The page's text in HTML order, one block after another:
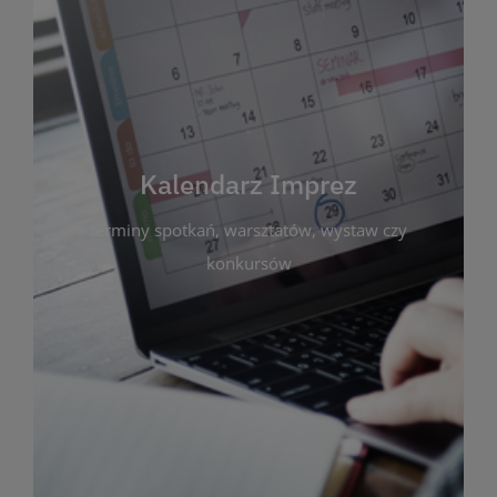
Kalendarz Imprez
terminy spotkań, warsztatów, wystaw czy
konkursów
Kalendarz Imprez
Zakładka ta gromadzi wszystkie planowane
wydarzenia kulturalne i edukacyjne organizowane
przez bibliotekę. Możesz tu sprawdzić terminy
spotkań, warsztatów, wystaw czy konkursów.
Dzięki przejrzystemu kalendarzowi łatwo
zaplanujesz udział w interesujących Cię
wydarzeniach. Aktualizujemy harmonogram na
bieżąco, by zawsze był zgodny z planem pracy
biblioteki. Zapraszamy do śledzenia i uczestnictwa
w życiu kulturalnym miasta!
WIĘCEJ